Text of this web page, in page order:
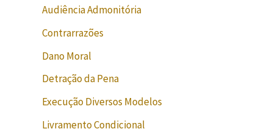
Audiência Admonitória
Contrarrazões
Dano Moral
Detração da Pena
Execução Diversos Modelos
Livramento Condicional